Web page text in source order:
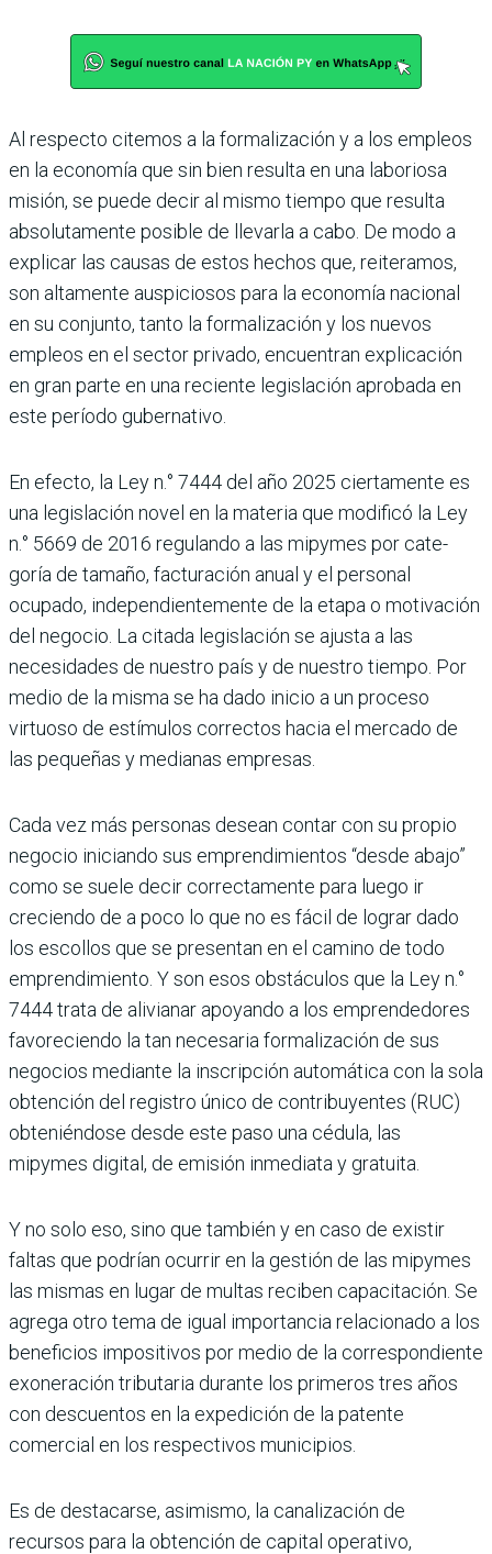
Al respecto citemos a la formalización y a los empleos
en la economía que sin bien resulta en una laboriosa
misión, se puede decir al mismo tiempo que resulta
abso­lutamente posible de llevarla a cabo. De modo a
explicar las causas de estos hechos que, reiteramos,
son altamente auspicio­sos para la economía nacional
en su con­junto, tanto la formalización y los nuevos
empleos en el sector privado, encuentran explicación
en gran parte en una reciente legislación aprobada en
este período gubernativo.
En efecto, la Ley n.° 7444 del año 2025 ciertamente es
una legislación novel en la materia que modificó la Ley
n.° 5669 de 2016 regulando a las mipymes por cate­
goría de tamaño, facturación anual y el personal
ocupado, independientemente de la etapa o motivación
del negocio. La citada legislación se ajusta a las
necesida­des de nuestro país y de nuestro tiempo. Por
medio de la misma se ha dado inicio a un proceso
virtuoso de estímulos correc­tos hacia el mercado de
las pequeñas y medianas empresas.
Cada vez más personas desean contar con su propio
negocio iniciando sus emprendi­mientos “desde abajo”
como se suele decir correctamente para luego ir
creciendo de a poco lo que no es fácil de lograr dado
los escollos que se presentan en el camino de todo
emprendimiento. Y son esos obstá­culos que la Ley n.°
7444 trata de alivia­nar apoyando a los emprendedores
favo­reciendo la tan necesaria formalización de sus
negocios mediante la inscripción automática con la sola
obtención del regis­tro único de contribuyentes (RUC)
obte­niéndose desde este paso una cédula, las
mipymes digital, de emisión inmediata y gratuita.
Y no solo eso, sino que también y en caso de existir
faltas que podrían ocurrir en la gestión de las mipymes
las mismas en lugar de multas reciben capacitación. Se
agrega otro tema de igual importancia relacionado a los
beneficios impositivos por medio de la correspondiente
exonera­ción tributaria durante los primeros tres años
con descuentos en la expedición de la patente
comercial en los respectivos municipios.
Es de destacarse, asimismo, la canali­zación de
recursos para la obtención de capital operativo,